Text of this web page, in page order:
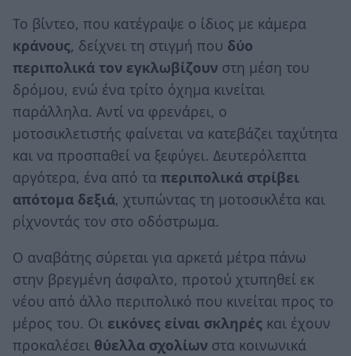
Το βίντεο, που κατέγραψε ο ίδιος με κάμερα
κράνους, δείχνει τη στιγμή που δύο
περιπολικά τον εγκλωβίζουν στη μέση του
δρόμου, ενώ ένα τρίτο όχημα κινείται
παράλληλα. Αντί να φρενάρει, ο
μοτοσικλετιστής φαίνεται να κατεβάζει ταχύτητα
και να προσπαθεί να ξεφύγει. Δευτερόλεπτα
αργότερα, ένα από τα περιπολικά στρίβει
απότομα δεξιά, χτυπώντας τη μοτοσικλέτα και
ρίχνοντάς τον στο οδόστρωμα.
Ο αναβάτης σύρεται για αρκετά μέτρα πάνω
στην βρεγμένη άσφαλτο, προτού χτυπηθεί εκ
νέου από άλλο περιπολικό που κινείται προς το
μέρος του. Οι εικόνες είναι σκληρές και έχουν
προκαλέσει θύελλα σχολίων στα κοινωνικά